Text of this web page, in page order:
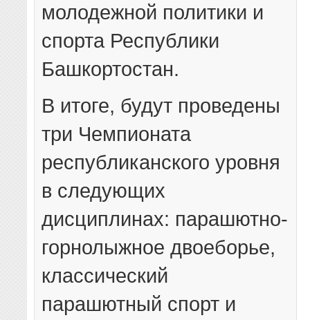
молодежной политики и
спорта Республики
Башкортостан.
В итоге, будут проведены
три Чемпионата
республиканского уровня
в следующих
дисциплинах: парашютно-
горнолыжное двоеборье,
классический
парашютный спорт и